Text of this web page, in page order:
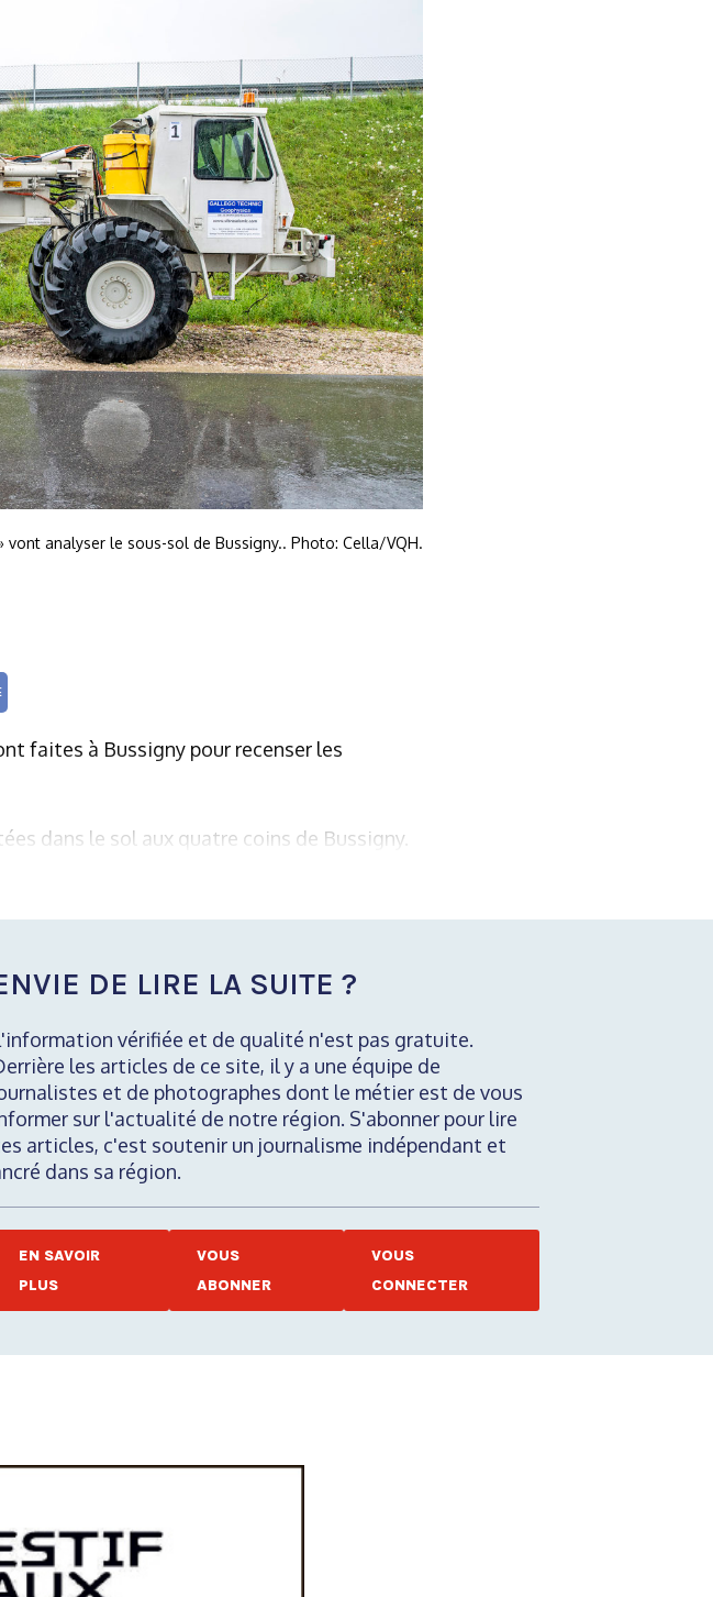
vont analyser le sous-sol de Bussigny.. Photo: Cella/VQH.
faites à Bussigny pour recenser les
dans le sol aux quatre coins de Bussigny.
DE LIRE LA SUITE ?
vérifiée et de qualité n'est pas gratuite.
les articles de ce site, il y a une équipe de
et de photographes dont le métier est de vous
sur l'actualité de notre région. S'abonner pour lire
articles, c'est soutenir un journalisme indépendant et
dans sa région.
EN SAVOIR
PLUS
VOUS
ABONNER
VOUS
CONNECTER